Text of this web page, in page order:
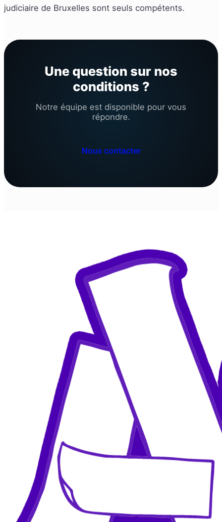
judiciaire de Bruxelles sont seuls compétents.
Une question sur nos
conditions ?
Notre équipe est disponible pour vous
répondre.
Nous contacter